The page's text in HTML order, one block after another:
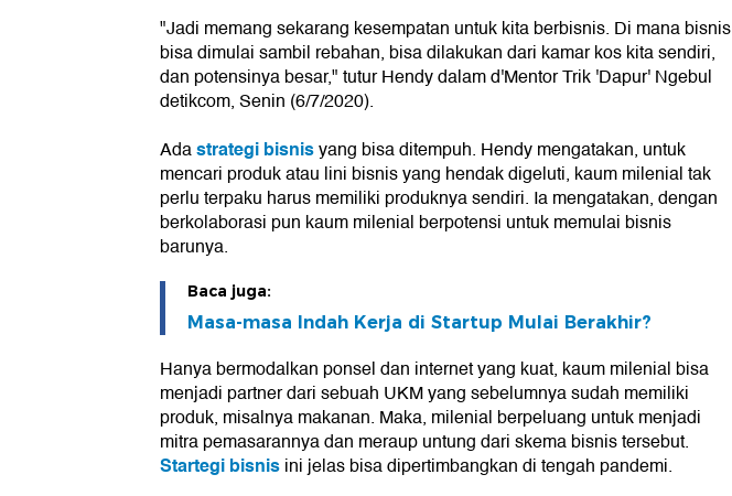
"Jadi memang sekarang kesempatan untuk kita berbisnis. Di mana bisnis
bisa dimulai sambil rebahan, bisa dilakukan dari kamar kos kita sendiri,
dan potensinya besar," tutur Hendy dalam d'Mentor Trik 'Dapur' Ngebul
detikcom, Senin (6/7/2020).
Adastrategi bisnisyang bisa ditempuh. Hendy mengatakan, untuk
mencari produk atau lini bisnis yang hendak digeluti, kaum milenial tak
perlu terpaku harus memiliki produknya sendiri. Ia mengatakan, dengan
berkolaborasi pun kaum milenial berpotensi untuk memulai bisnis
barunya.
Baca juga:
Masa-masa Indah Kerja di Startup Mulai Berakhir?
Hanya bermodalkan ponsel dan internet yang kuat, kaum milenial bisa
menjadi partner dari sebuah UKM yang sebelumnya sudah memiliki
produk, misalnya makanan. Maka, milenial berpeluang untuk menjadi
mitra pemasarannya dan meraup untung dari skema bisnis tersebut.
Startegi bisnisini jelas bisa dipertimbangkan di tengah pandemi.